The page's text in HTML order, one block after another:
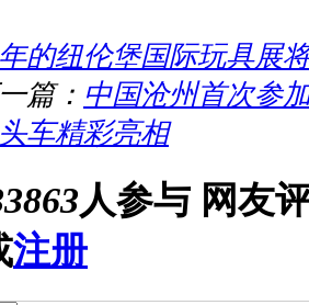
的纽伦堡国际玩具展
篇： 中国沧州首次参
车精彩亮相
人参与 网友
注册